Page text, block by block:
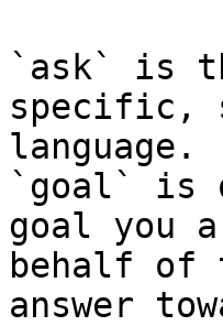
`ask` is
specific,
language.
`goal` is
goal you
behalf of
answer